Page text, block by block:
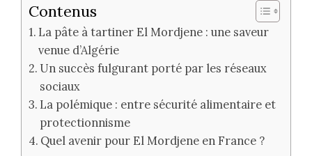
Contenus
La pâte à tartiner El Mordjene : une saveur
venue d’Algérie
Un succès fulgurant porté par les réseaux
sociaux
La polémique : entre sécurité alimentaire et
protectionnisme
Quel avenir pour El Mordjene en France ?